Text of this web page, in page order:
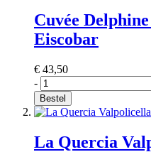
Cuvée
Eiscobar
€ 43,50
-
Bestel
La Quercia